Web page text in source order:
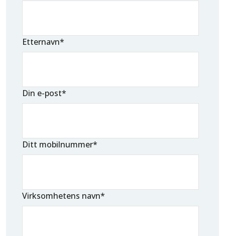
Etternavn*
Din e-post*
Ditt mobilnummer*
Virksomhetens navn*